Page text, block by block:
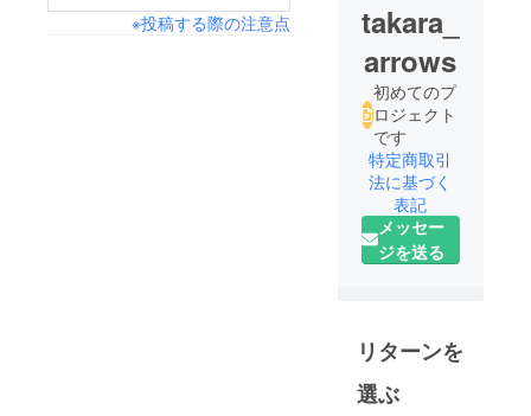
※投稿する際の注意点
takara_
arrows
初めてのプ
ロジェクト
です
特定商取引
法に基づく
表記
メッセー
ジを送る
リターンを
選ぶ